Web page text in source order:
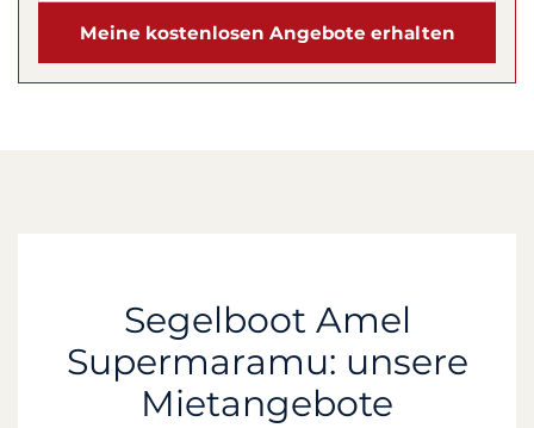
Meine kostenlosen Angebote erhalten
Segelboot Amel
Supermaramu: unsere
Mietangebote